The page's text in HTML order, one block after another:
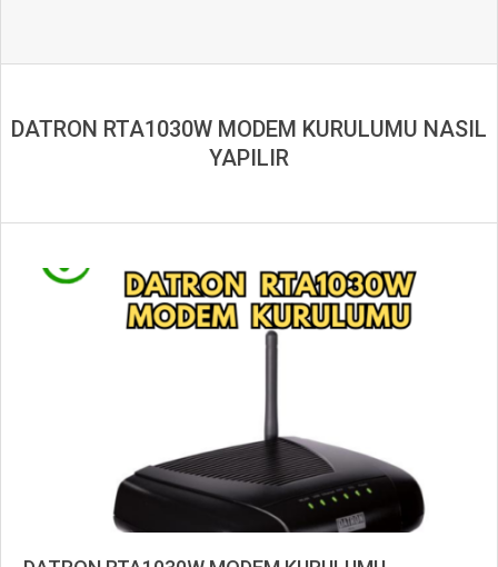
DATRON RTA1030W MODEM KURULUMU NASIL
YAPILIR